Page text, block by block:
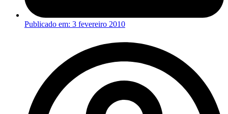
Publicado em: 3 fevereiro 2010